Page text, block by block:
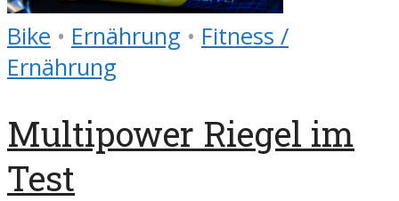
Bike • Ernährung • Fitness /
Ernährung
Multipower Riegel im
Test